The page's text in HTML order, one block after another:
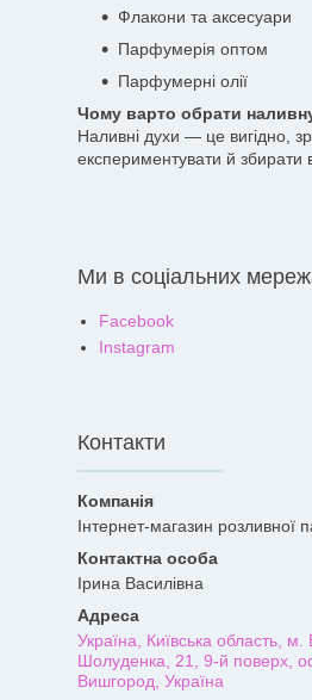
Флакони та аксесуари
Парфумерія оптом
Парфумерні олії
Чому варто обрати
Наливні духи — це вигідно,
експериментувати й збирати
Ми в соціальних
Facebook
Instagram
Контакти
Інтернет-магазин розливної
Ірина Василівна
Україна, Київська область,
Шолуденка, 21, 9-й поверх,
Вишгород, Україна